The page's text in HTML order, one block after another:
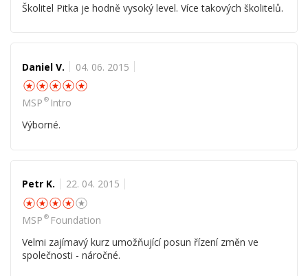
Školitel Pitka je hodně vysoký level. Více takových školitelů.
Daniel V. 04. 06. 2015
☆☆☆☆
MSP ®Intro
Výborné.
Petr K. 22. 04. 2015
☆☆☆☆
MSP ®Foundation
Velmi zajímavý kurz umožňující posun řízení změn ve
společnosti - náročné.